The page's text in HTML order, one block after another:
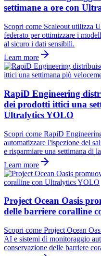
settimane a ore con
Scopri come Scaleout utilizza
federato per ottimizzare i
al sicuro i dati sensibili.
Learn more
RapiD Engineering
dei prodotti ittici una
Ultralytics YOLO
Scopri come RapiD
automatizzare l'ispezione del
e risparmiare una settimana di
Learn more
Project Ocean Oasis
delle barriere coralline
Scopri come Project Ocean
AI e sistemi di monitoraggio
conservazione delle barriere